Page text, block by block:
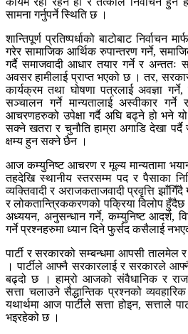
सामना गर्नुपर्ने स्थिति छ ।
शान्तिपूर्ण प्रतिष्पर्धाको बाटोबाट निर्वाचन
गरेर सामाजिक आर्थिक रुपान्तरण गर्ने,
गर्दै समाजवादी आधार तयार गर्ने र अन्ततः
अवसर हामीलाई प्राप्त भएको छ । तर,
कार्यक्रम तथा घोषणा पत्रलाई अवज्ञा गर्ने,
सञ्चालन गर्ने मान्यतालाई अस्वीकार
आचरणहरुको उपेक्षा गर्दै अघि बढ्ने हो भने यो
सक्ने खतरा र चुनौति हाम्रा अगाडि देखा
क्षम्य हुन सक्ने छैन ।
आज कम्युनिष्ट आचरण र मूल्य मान्यतामा
तहदेखि स्थानीय स्तरसम्म पद र पैसाका
व्यक्तिवादी र अराजकताजवादी प्रवृत्ति
र लोकतान्त्रिककरणको पक्रिया विलोप हुँदैछ
अध्ययन, अनुसन्धान गर्ने, कम्युनिष्ट आदर्श,
गर्ने प्रश्नहरुमा ध्यान दिने फुर्सद कसैलाई
पार्टी र सरकारको सम्बन्धमा आपसी
। पार्टीले आफ्नै सरकारलाई र सरकारले आफ्नै
बढ्दो छ । हाम्रो आजको संवैधानिक र
सत्ता चलाउने सैद्धान्तिक प्रश्नको
यथार्थमा आज पार्टीले सत्ता होइन, सत्ताले
भइरहेको छ ।